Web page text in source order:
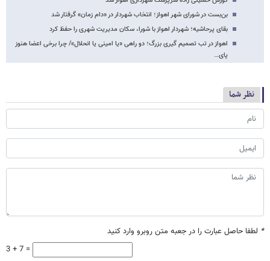
بن‌بست در شورای شهر اهواز؛ انتخاب شهردار در «دام زمان» گرفتار شد
بقای پرحاشیه؛ شهردار اهواز با شورا، سکان مدیریت شهری را حفظ کرد
اهواز در تب تصمیم گیری بزرگ؛ دو راهی «یا امینی یا انحلال»/ چرا برخی اعضا هنوز
پای…
نظر شما
* لطفا حاصل عبارت را در جعبه متن روبرو وارد کنید
3 + 7 =